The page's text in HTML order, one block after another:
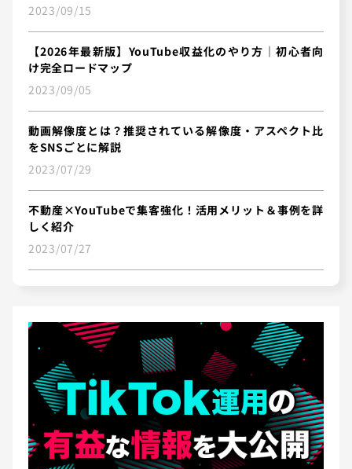
2023/09/15
【2026年最新版】YouTube収益化のやり方｜初心者向
け完全ロードマップ
2023/09/05
動画解像度とは？推奨されている解像度・アスペクト比
をSNSごとに解説
2023/07/29
不動産×YouTubeで集客強化！活用メリット＆事例を詳
しく紹介
2023/07/27